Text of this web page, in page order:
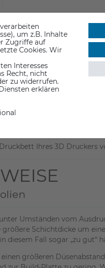
6,90 €
inkl. ges. MwSt.
ab Lager > Lieferzeit 1-3 Werktage
und lassen
Ihres 3D Druckers
Umständen vom
Schichtdicke um
diesem Fall sogar „zu gut“
größeren
um z.B. Inhalte
Zugriffe auf
Cookies. Wir
Interesses
Recht, nicht
zu widerrufen.
erklären